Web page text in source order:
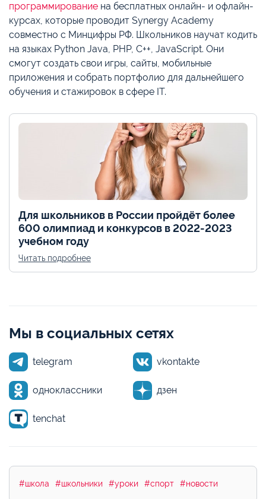
программирование на бесплатных онлайн- и офлайн-
курсах, которые проводит Synergy Academy
совместно с Минцифры РФ. Школьников научат кодить
на языках Python Java, PHP, C++, JavaScript. Они
смогут создать свои игры, сайты, мобильные
приложения и собрать портфолио для дальнейшего
обучения и стажировок в сфере IT.
Для школьников в России пройдёт более
600 олимпиад и конкурсов в 2022-2023
учебном году
Читать подробнее
Мы в социальных сетях
telegram vkontakte
одноклассники дзен
tenchat
#школа #школьники #уроки #спорт #новости